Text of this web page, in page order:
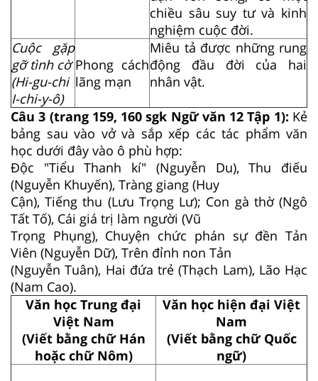
chiều sâu suy tư và kinh
nghiệm cuộc đời.
Cuộc gặp
gỡ tình cờ
(Hi-gu-chi
I-chi-y-ô)
Phong cách
lãng mạn
Miêu tả được những rung
động đầu đời của hai
nhân vật.
Câu 3 (trang 159, 160 sgk Ngữ văn 12 Tập 1): Kẻ
bảng sau vào vở và sắp xếp các tác phẩm văn
học dưới đây vào ô phù hợp:
Độc "Tiểu Thanh kí" (Nguyễn Du), Thu điếu
(Nguyễn Khuyến), Tràng giang (Huy
Cận), Tiếng thu (Lưu Trọng Lư); Con gà thờ (Ngô
Tất Tố), Cái giá trị làm người (Vũ
Trọng Phụng), Chuyện chức phán sự đền Tản
Viên (Nguyễn Dữ), Trên đỉnh non Tản
(Nguyễn Tuân), Hai đứa trẻ (Thạch Lam), Lão Hạc
(Nam Cao).
Văn học Trung đại
Việt Nam
(Viết bằng chữ Hán
hoặc chữ Nôm)
Văn học hiện đại Việt
Nam
(Viết bằng chữ Quốc
ngữ)